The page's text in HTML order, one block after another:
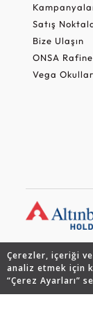
Çerezler, içeriği
analiz etmek için
“Çerez Ayarları”
Satış
Bize Ulaşın
ONSA
Vega